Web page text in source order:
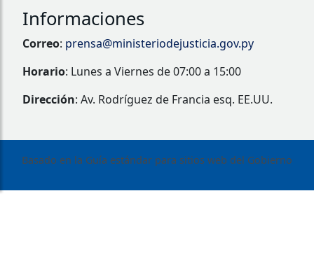
Informaciones
Correo: prensa@ministeriodejusticia.gov.py
Horario: Lunes a Viernes de 07:00 a 15:00
Dirección: Av. Rodríguez de Francia esq. EE.UU.
Basado en la Guía estándar para sitios web del Gobierno